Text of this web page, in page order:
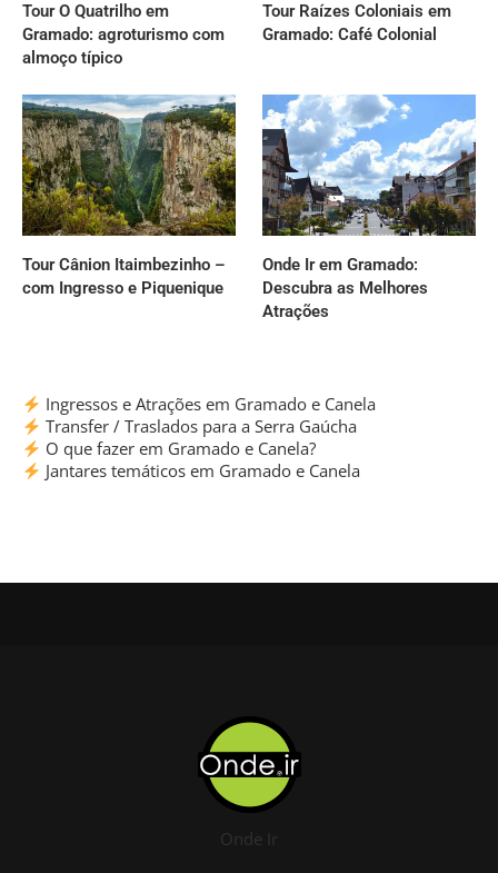
Tour O Quatrilho em
Gramado: agroturismo com
almoço típico
Tour Raízes Coloniais em
Gramado: Café Colonial
Tour Cânion Itaimbezinho –
com Ingresso e Piquenique
Onde Ir em Gramado:
Descubra as Melhores
Atrações
Ingressos e Atrações em Gramado e Canela
Transfer / Traslados para a Serra Gaúcha
O que fazer em Gramado e Canela?
Jantares temáticos em Gramado e Canela
Onde Ir